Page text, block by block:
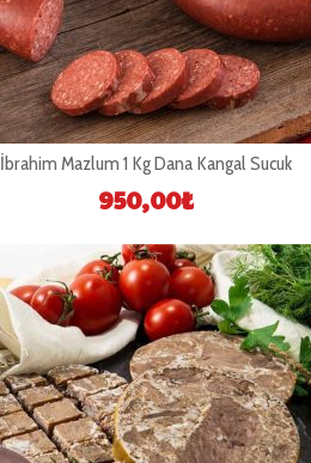
İbrahim Mazlum 1 Kg Dana Kangal Sucuk
950,00₺